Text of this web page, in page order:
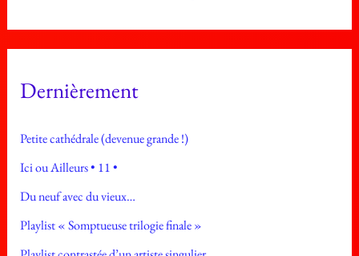
Dernièrement
Petite cathédrale (devenue grande !)
Ici ou Ailleurs • 11 •
Du neuf avec du vieux…
Playlist « Somptueuse trilogie finale »